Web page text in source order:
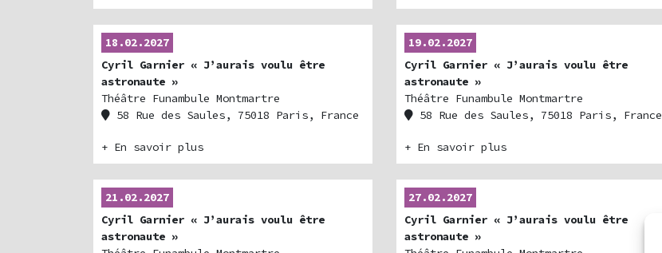
18.02.2027
Cyril Garnier « J’aurais voulu être
astronaute »
Théâtre Funambule Montmartre
58 Rue des Saules, 75018 Paris, France
+ En savoir plus
19.02.2027
Cyril Garnier « J’aurais voulu être
astronaute »
Théâtre Funambule Montmartre
58 Rue des Saules, 75018 Paris, France
+ En savoir plus
21.02.2027
Cyril Garnier « J’aurais voulu être
astronaute »
27.02.2027
Cyril Garnier « J’aurais voulu être
astronaute »